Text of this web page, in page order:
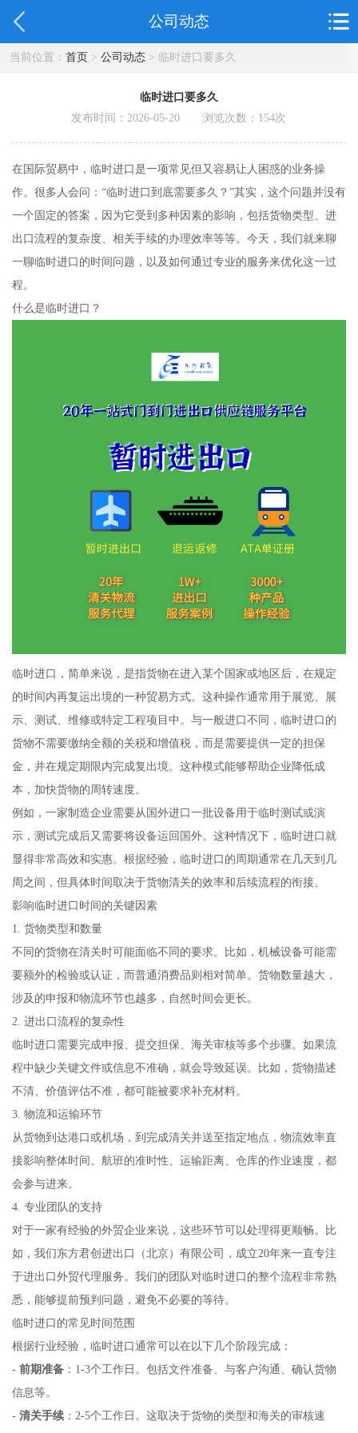
公司动态
当前位置： 首页> 公司动态> 临时进口要多久
临时进口要多久
发布时间：2026-05-20 浏览次数： 154次
在国际贸易中，临时进口是一项常见但又容易让人困惑的业务操
作。很多人会问：“临时进口到底需要多久？”其实，这个问题并没有
一个固定的答案，因为它受到多种因素的影响，包括货物类型、进
出口流程的复杂度、相关手续的办理效率等等。今天，我们就来聊
一聊临时进口的时间问题，以及如何通过专业的服务来优化这一过
程。
什么是临时进口？
临时进口，简单来说，是指货物在进入某个国家或地区后，在规定
的时间内再复运出境的一种贸易方式。这种操作通常用于展览、展
示、测试、维修或特定工程项目中。与一般进口不同，临时进口的
货物不需要缴纳全额的关税和增值税，而是需要提供一定的担保
金，并在规定期限内完成复出境。这种模式能够帮助企业降低成
本，加快货物的周转速度。
例如，一家制造企业需要从国外进口一批设备用于临时测试或演
示，测试完成后又需要将设备运回国外。这种情况下，临时进口就
显得非常高效和实惠。根据经验，临时进口的周期通常在几天到几
周之间，但具体时间取决于货物清关的效率和后续流程的衔接。
影响临时进口时间的关键因素
1. 货物类型和数量
不同的货物在清关时可能面临不同的要求。比如，机械设备可能需
要额外的检验或认证，而普通消费品则相对简单。货物数量越大，
涉及的申报和物流环节也越多，自然时间会更长。
2. 进出口流程的复杂性
临时进口需要完成申报、提交担保、海关审核等多个步骤。如果流
程中缺少关键文件或信息不准确，就会导致延误。比如，货物描述
不清、价值评估不准，都可能被要求补充材料。
3. 物流和运输环节
从货物到达港口或机场，到完成清关并送至指定地点，物流效率直
接影响整体时间。航班的准时性、运输距离、仓库的作业速度，都
会参与进来。
4. 专业团队的支持
对于一家有经验的外贸企业来说，这些环节可以处理得更顺畅。比
如，我们东方君创进出口（北京）有限公司，成立20年来一直专注
于进出口外贸代理服务。我们的团队对临时进口的整个流程非常熟
悉，能够提前预判问题，避免不必要的等待。
临时进口的常见时间范围
根据行业经验，临时进口通常可以在以下几个阶段完成：
- 前期准备：1-3个工作日。包括文件准备、与客户沟通、确认货物
信息等。
- 清关手续：2-5个工作日。这取决于货物的类型和海关的审核速